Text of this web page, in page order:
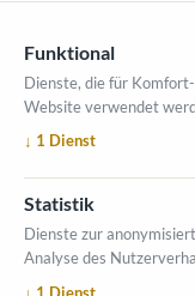
1. Oktober 2026, 9-
2. Oktober 2026, 9-16
Salzburger Messe
Messezentrum 1
Funktional
Dienste, die für
Website verwendet
↓ 1 Dienst
Statistik
Dienste zur
Analyse des